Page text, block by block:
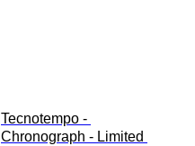
Tecnotempo -
Chronograph - Limited